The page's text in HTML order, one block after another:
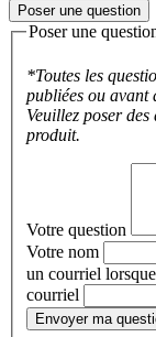
Poser une question
Poser une
*Toutes les
publiées ou avant
Veuillez poser
produit.
Votre question
Votre nom
un courriel
courriel
Envoyer ma